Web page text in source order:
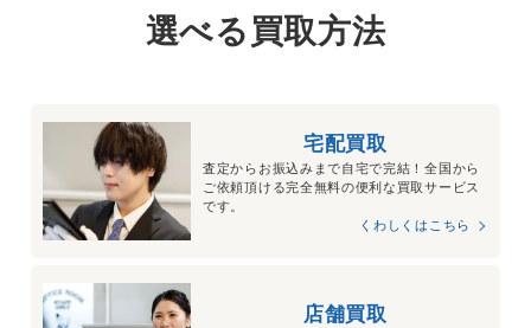
選べる買取方法
宅配買取
査定からお振込みまで自宅で完結！全国から
ご依頼頂ける完全無料の便利な買取サービス
です。
くわしくはこちら
店舗買取